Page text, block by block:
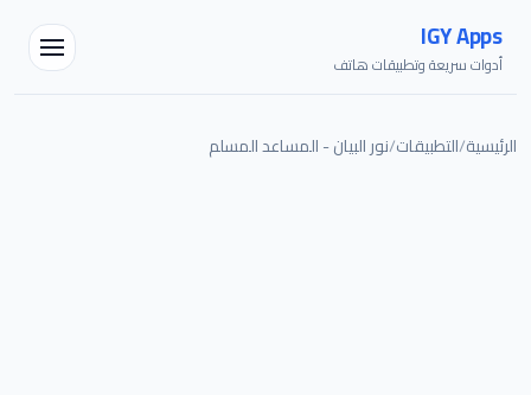
IGY Apps
أدوات سريعة وتطبيقات هاتف
الرئيسية/التطبيقات/نور البيان - المساعد المسلم